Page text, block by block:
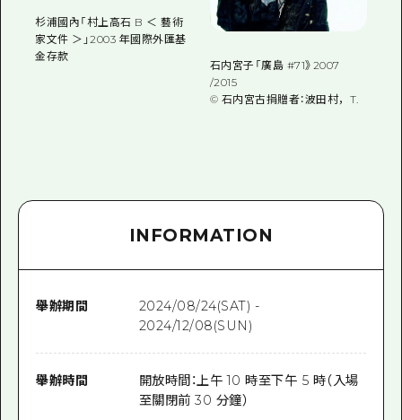
杉浦國內「村上高石 B ＜ 藝術
家文件 ＞」2003 年國際外匯基
金存款
石内宮子「廣島 #71》2007
/2015
©︎ 石内宮古捐贈者：波田村，T.
INFORMATION
舉辦期間
2024/08/24(SAT) -
2024/12/08(SUN)
舉辦時間
開放時間：上午 10 時至下午 5 時（入場
至關閉前 30 分鐘）